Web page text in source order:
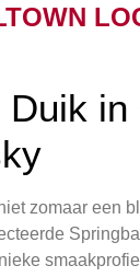
Duik
zomaar een